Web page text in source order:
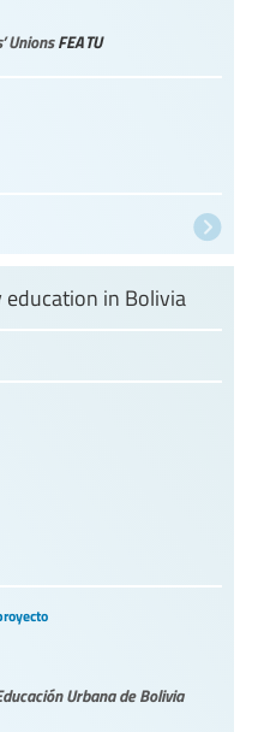
UnionsFEATU
education in Bolivia
Urbana de Bolivia